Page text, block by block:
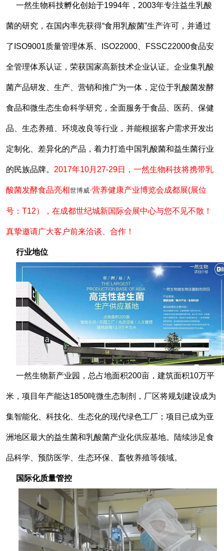
一然生物科技孵化创始于1994年，2003年专注益生乳酸
菌的研究，在国内率先获得“食用乳酸菌”生产许可，并通过
了ISO9001质量管理体系、ISO22000、FSSC22000食品安
全管理体系认证，荣获国家高新技术企业认证。企业集乳酸
菌产品研发、生产、营销和推广为一体，定位于乳酸菌发酵
食品和微生态生命科学研究，全面服务于食品、医药、保健
品、生态养殖、环境改良等行业，并能根据客户需求开发出
定制化、差异化的产品，着力打造中国乳酸菌和益生菌行业
的民族品牌。 2017年10月27-29日，一然生物科技将携带乳
酸菌发酵食品亮相世博威·营养健康产业博览会成都展(展位
号：T12），在成都世纪城新国际会展中心与您不见不散！
真挚邀请广大客户前来洽谈、合作！
行业地位
一然生物新产业园，总占地面积200亩，建筑面积10万平
米，项目年产能达1850吨微生态制剂，厂区将规划建设成为
集智能化、科技化、生态化的现代绿色工厂；项目已成为亚
洲地区最大的益生菌和乳酸菌产业化供应基地。陆续涉足食
品科学、预防医学、生态环保、畜牧养殖等领域。
国际化质量管控